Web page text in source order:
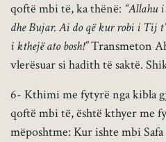
qoftë mbi të, ka thënë: “Allahu
dhe Bujar. Ai do që kur robi i Tij
i kthejë ato bosh!”Transmeton
vlerësuar si hadith të saktë.
6- Kthimi me fytyrë nga kibla
qoftë mbi të, është kthyer me
mëposhtme: Kur ishte mbi